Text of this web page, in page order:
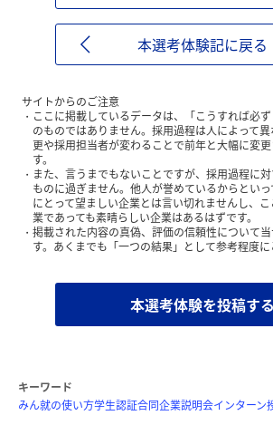
本選考体験記に戻る
サイトからのご注意
ここに掲載しているデータは、「こうすれば必
のものではありません。採用過程は人によって
更や採用担当者が変わることで前年と大幅に変
す。
また、言うまでもないことですが、採用過程に
ものに過ぎません。他人が誉めているからとい
にとって望ましい企業とは言い切れませんし、
業であっても素晴らしい企業はあるはずです。
掲載された内容の真偽、評価の信頼性について
す。あくまでも「一つの結果」として参考程度に
本選考体験を投稿する
キーワード
みん就の使い方学生認証合同企業説明会インターン